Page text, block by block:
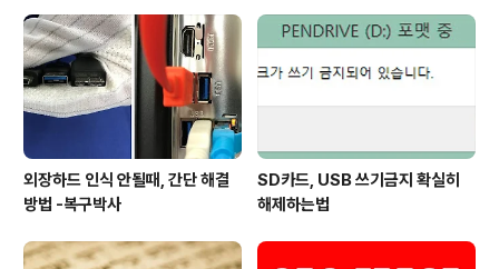
외장하드 인식 안될때, 간단 해결
방법 -복구박사
SD카드, USB 쓰기금지 확실히
해제하는법